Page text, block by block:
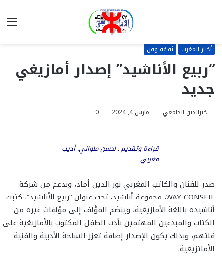
أخبار المغرب ثقافة وفن
“ربيع الأناشيد” إصدار أمازيغي
جديد
خيرالدين الجامعي مارس 4, 2024 0
قراءة وتقديم ـ لحسن ملواني. أديب
مغربي
صدر للفنان والكاتب المغربي نور الدين أماد، وبدعم من شركة
WAY CONSEIL، مجموعة أناشيد، تحت عنوان “ربيع الأناشيد”، كتبت
أناشيده باللغة الأمازيغية، وينضم المؤَلف إلى مؤلفات غيره من
الكتاب والمبدعين المهتمين بأدب الطفل المكتوب بالأمازيغية على
قلتهم، وبذلك يكون الإصدار إضافة تعزز الساحة الأدبية والفنية
الأماتزيغية.